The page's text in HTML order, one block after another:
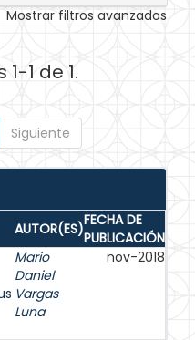
Mostrar filtros avanzados
1 de 1.
Siguiente
AUTOR(ES)FECHA DE
PUBLICACIÓN
Mario
Daniel
Vargas
Luna
nov-2018